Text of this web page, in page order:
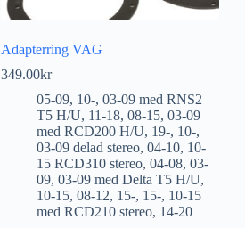
Adapterring VAG
349.00kr
05-09, 10-, 03-09 med RNS2
T5 H/U, 11-18, 08-15, 03-09
med RCD200 H/U, 19-, 10-,
03-09 delad stereo, 04-10, 10-
15 RCD310 stereo, 04-08, 03-
09, 03-09 med Delta T5 H/U,
10-15, 08-12, 15-, 15-, 10-15
med RCD210 stereo, 14-20